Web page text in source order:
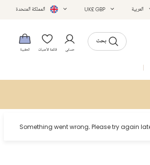
العربية UK£ GBP المملكة المتحدة
بحث
حسابي قائمة الأمنيات الحقيبة